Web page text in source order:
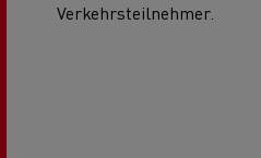
Verkehrsteilnehmer.